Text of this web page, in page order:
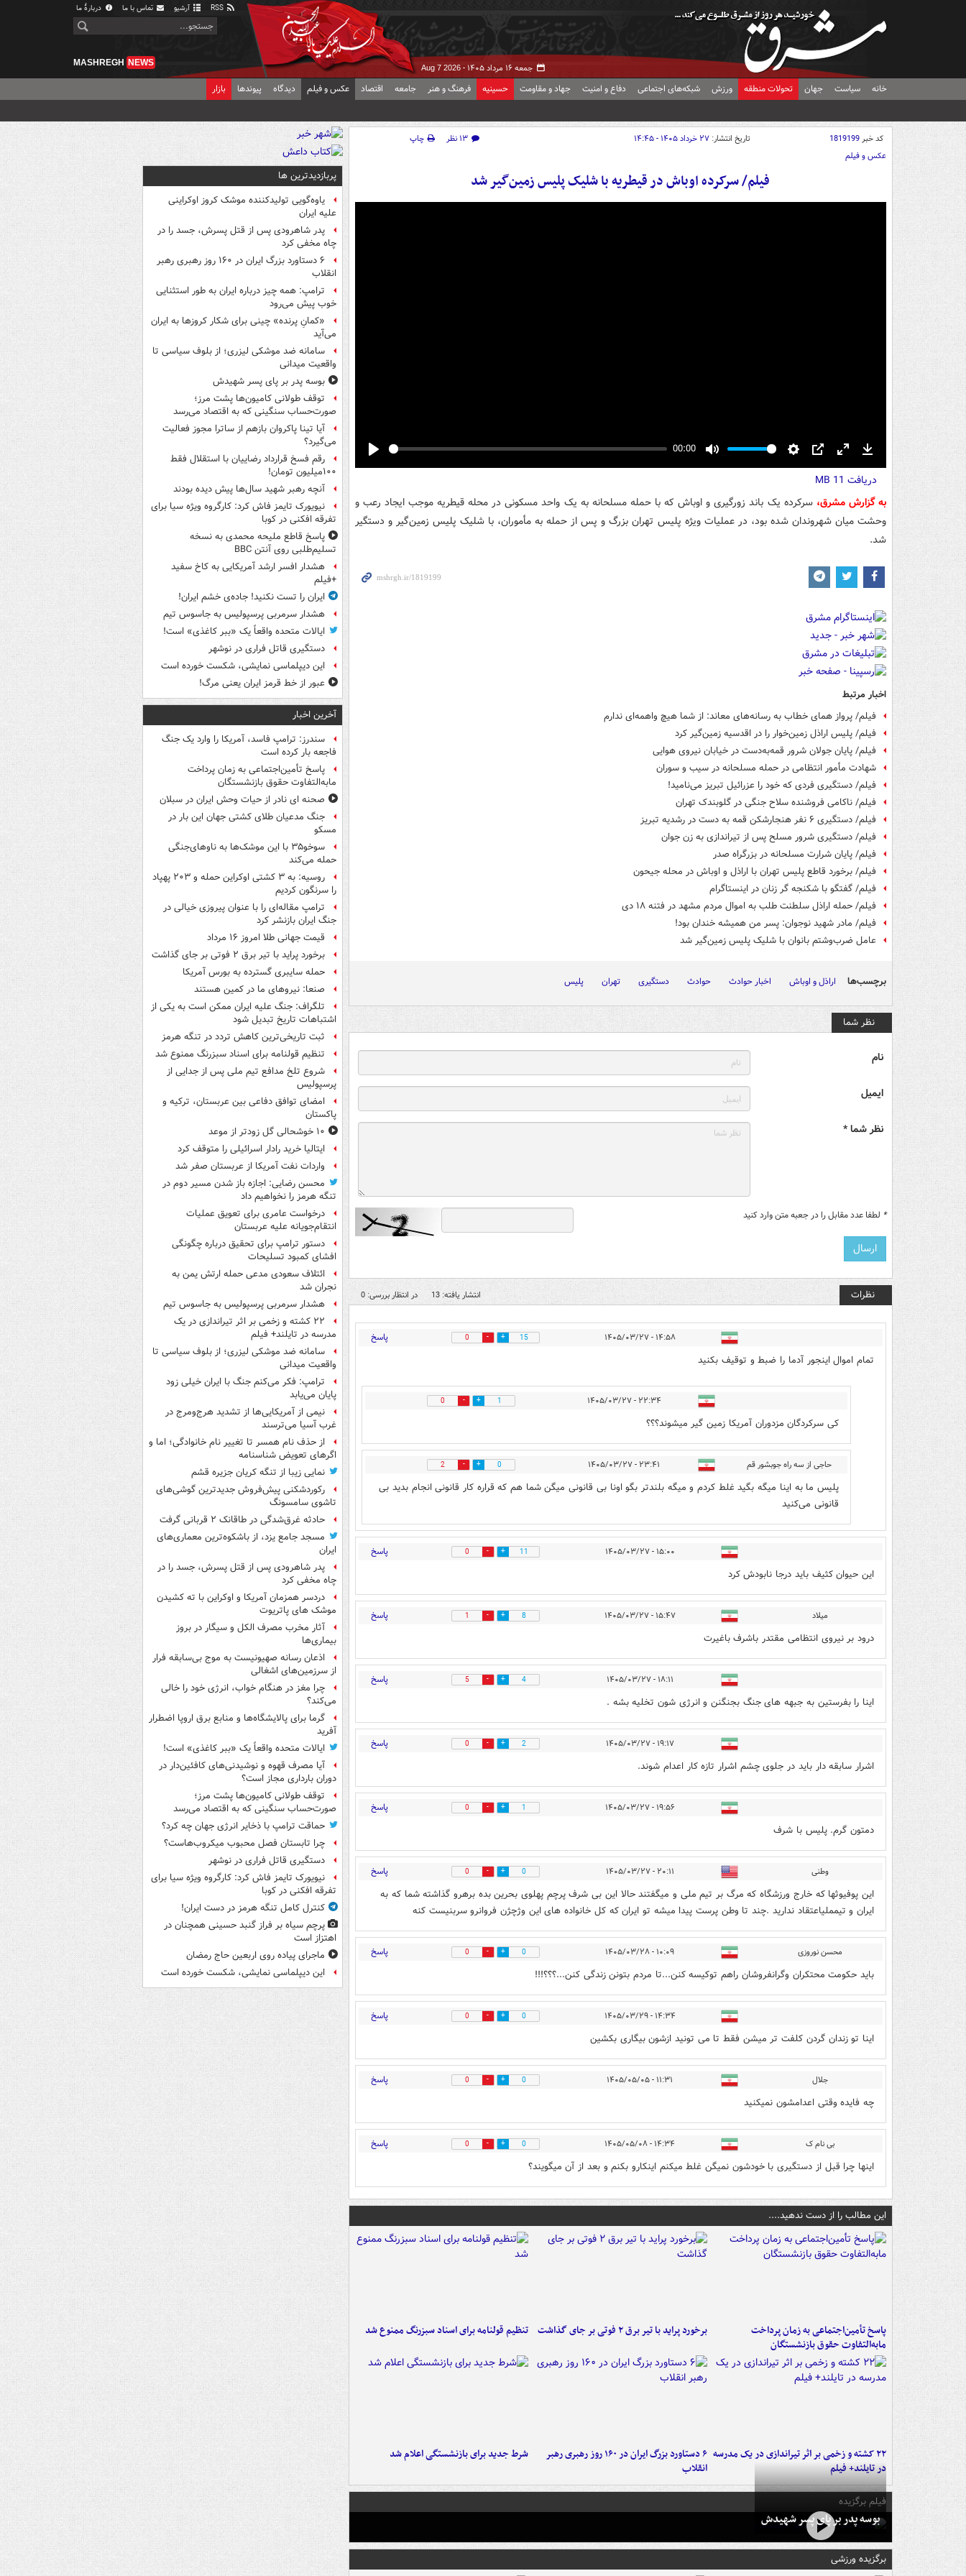
آرشیو تماس با ما دربارهٔ ما
جمعه ۱۶ مرداد ۱۴۰۵ - Aug 7 2026
MASHREGH NEWS
خانه سیاست جهان تحولات منطقه ورزش شبکه‌های اجتماعی دفاع و امنیت جهاد و مقاومت حسینیه فرهنگ و هنر جامعه اقتصاد عکس و فیلم دیدگاه پیوندها بازار
کد خبر1819199 تاریخ انتشار: ۲۷ خرداد ۱۴۰۵ - ۱۴:۴۵ ۱۳ نظر
چاپ
عکس و فیلم
فیلم/ سرکرده اوباش در قیطریه با شلیک پلیس زمین‌گیر شد
00:00
fullscreen
دریافت 11 MB
به گزارش مشرق، سرکرده یک باند زورگیری و اوباش که با حمله مسلحانه به یک واحد مسکونی در محله قیطریه موجب ایجاد رعب و
وحشت میان شهروندان شده بود، در عملیات ویژه پلیس تهران بزرگ و پس از حمله به مأموران، با شلیک پلیس زمین‌گیر و دستگیر
شد.
اخبار مرتبط
فیلم/ پرواز همای خطاب به رسانه‌های معاند: از شما هیچ واهمه‌ای ندارم
فیلم/ پلیس اراذل زمین‌خوار را در اقدسیه زمین‌گیر کرد
فیلم/ پایان جولان شرور قمه‌به‌دست در خیابان نیروی هوایی
شهادت مأمور انتظامی در حمله مسلحانه در سیب و سوران
فیلم/ دستگیری فردی که خود را عزرائیل تبریز می‌نامید!
فیلم/ ناکامی فروشنده سلاح جنگی در گلوبندک تهران
فیلم/ دستگیری ۶ نفر هنجارشکن قمه به دست در رشدیه تبریز
فیلم/ دستگیری شرور مسلح پس از تیراندازی به زن جوان
فیلم/ پایان شرارت مسلحانه در بزرگراه صدر
فیلم/ برخورد قاطع پلیس تهران با اراذل و اوباش در محله جیحون
فیلم/ گفتگو با شکنجه گر زنان در اینستاگرام
فیلم/ حمله اراذل سلطنت طلب به اموال مردم مشهد در فتنه ۱۸ دی
فیلم/ مادر شهید نوجوان: پسر من همیشه خندان بود!
عامل ضرب‌وشتم بانوان با شلیک پلیس زمین‌گیر شد
برچسب‌ها اراذل و اوباش اخبار حوادث حوادث دستگیری تهران پلیس
نظر شما
نام
ایمیل
نظر شما *
* لطفا عدد مقابل را در جعبه متن وارد کنید
نظرات انتشار یافته: 13 در انتظار بررسی: 0
۱۴:۵۸ - ۱۴۰۵/۰۳/۲۷ 15
0 پاسخ
تمام اموال اینجور آدما را ضبط و توقیف بکنید
۲۲:۳۴ - ۱۴۰۵/۰۳/۲۷ 1
0
کی سرکردگان مزدوران آمریکا زمین گیر میشوند؟؟؟
حاجی از سه راه جوبشور قم ۲۳:۴۱ - ۱۴۰۵/۰۳/۲۷ 0
2
پلیس ما به اینا میگه بگید غلط کردم و میگه بلندتر بگو اونا بی قانونی میگن شما هم که قراره کار قانونی انجام بدید بی
قانونی می‌کنید
۱۵:۰۰ - ۱۴۰۵/۰۳/۲۷ 11
0 پاسخ
این حیوان کثیف باید درجا نابودش کرد
میلاد ۱۵:۴۷ - ۱۴۰۵/۰۳/۲۷ 8
1 پاسخ
درود بر نیروی انتظامی مقتدر باشرف باغیرت
۱۸:۱۱ - ۱۴۰۵/۰۳/۲۷ 4
5 پاسخ
اینا را بفرستین به جبهه های جنگ بجنگنن و انرژی شون تخلیه بشه .
۱۹:۱۷ - ۱۴۰۵/۰۳/۲۷ 2
0 پاسخ
اشرار سابقه دار باید در جلوی چشم اشرار تازه کار اعدام شوند.
۱۹:۵۶ - ۱۴۰۵/۰۳/۲۷ 1
0 پاسخ
دمتون گرم. پلیس با شرف
وطنی ۲۰:۱۱ - ۱۴۰۵/۰۳/۲۷ 0
0 پاسخ
این پوفیوثها که خارج ورزشگاه که مرگ بر تیم ملی و میگفتند حالا این بی شرف پرچم پهلوی بحرین بده برهرو گذاشته شما که به
ایران و تیمملیاعتقاد ندارید .چند تا وطن پرست پیدا میشه تو ایران که کل خانواده های این وژچژن فروانرو سربنیست کنه ‌
محسن نوروزی ۱۰:۰۹ - ۱۴۰۵/۰۳/۲۸ 0
0 پاسخ
باید حکومت محتکران وگرانفروشان راهم توکیسه کنن...تا مردم بتونن زندگی کنن...؟؟؟!!!
۱۴:۳۴ - ۱۴۰۵/۰۳/۲۹ 0
0 پاسخ
اینا تو زندان گردن کلفت تر میشن فقط تا می تونید ازشون بیگاری بکشین
جلال ۱۱:۳۱ - ۱۴۰۵/۰۵/۰۵ 0
0 پاسخ
چه فایده وقتی اعدامشون نمیکنید
بی نام ک ۱۴:۳۴ - ۱۴۰۵/۰۵/۰۸ 0
0 پاسخ
اینها چرا قبل از دستگیری با خودشون نمیگن غلط میکنم اینکارو بکنم و بعد از آن میگویند؟
این مطالب را از دست ندهید....
پاسخ تأمین‌اجتماعی به زمان پرداخت
مابه‌التفاوت حقوق بازنشستگان
برخورد پراید با تیر برق ۲ فوتی بر جای گذاشت تنظیم قولنامه برای اسناد سبزرنگ ممنوع شد
۲۲ کشته و زخمی بر اثر تیراندازی در یک مدرسه
در تایلند+ فیلم
۶ دستاورد بزرگ ایران در ۱۶۰ روز رهبری رهبر
انقلاب
شرط جدید برای بازنشستگی اعلام شد
فیلم برگزیده
بوسه‌ پدر بر پای پسر شهیدش
برگزیده ورزشی
پربازدیدترین ها
یاوه‌گویی تولیدکننده موشک کروز اوکراینی
علیه ایران
پدر شاهرودی پس از قتل پسرش، جسد را در
چاه مخفی کرد
۶ دستاورد بزرگ ایران در ۱۶۰ روز رهبری رهبر
انقلاب
ترامپ: همه چیز درباره ایران به طور استثنایی
خوب پیش می‌رود
«کمانِ پرنده» چینی برای شکار کروزها به ایران
می‌آید
سامانه ضد موشکی لیزری؛ از بلوف سیاسی تا
واقعیت میدانی
بوسه‌ پدر بر پای پسر شهیدش
توقف طولانی کامیون‌ها پشت مرز؛
صورت‌حساب سنگینی که به اقتصاد می‌رسد
آیا تینا پاکروان بازهم از ساترا مجوز فعالیت
می‌گیرد؟
رقم فسخ قرارداد رضاییان با استقلال فقط
۱۰۰میلیون تومان!
آنچه رهبر شهید سال‌ها پیش دیده بودند
نیویورک تایمز فاش کرد: کارگروه ویژه سیا برای
تفرقه افکنی در کوبا
پاسخ قاطع ملیحه محمدی به نسخه
تسلیم‌طلبی روی آنتن BBC
هشدار افسر ارشد آمریکایی به کاخ سفید
+فیلم
ایران را تست نکنید! جاده‌ی خشم ایران!
هشدار سرمربی پرسپولیس به جاسوس تیم
ایالات متحده واقعاً یک «ببر کاغذی» است!
دستگیری قاتل فراری در نوشهر
این دیپلماسی نمایشی، شکست خورده است
عبور از خط قرمز ایران یعنی مرگ!
آخرین اخبار
سندرز: ترامپ فاسد، آمریکا را وارد یک جنگ
فاجعه بار کرده است
پاسخ تأمین‌اجتماعی به زمان پرداخت
مابه‌التفاوت حقوق بازنشستگان
صحنه ای نادر از حیات وحش ایران در سبلان
جنگ مدعیان طلای کشتی جهان این بار در
مسکو
سوخو۳۵ با این موشک‌ها به ناوهای‌جنگی
حمله می‌کند
روسیه: به ۳ کشتی اوکراین حمله و ۲۰۳ پهپاد
را سرنگون کردیم
ترامپ مقاله‌ای را با عنوان پیروزی خیالی در
جنگ ایران بازنشر کرد
قیمت جهانی طلا امروز ۱۶ مرداد
برخورد پراید با تیر برق ۲ فوتی بر جای گذاشت
حمله سایبری گسترده به بورس آمریکا
صنعا: نیروهای ما در کمین‌ هستند
تلگراف: جنگ علیه ایران ممکن است به یکی از
اشتباهات تاریخ تبدیل شود
ثبت تاریخی‌ترین کاهش تردد در تنگه هرمز
تنظیم قولنامه برای اسناد سبزرنگ ممنوع شد
شروع تلخ مدافع تیم ملی پس از جدایی از
پرسپولیس
امضای توافق دفاعی بین عربستان، ترکیه و
پاکستان
۱۰ خوشحالی گل زودتر از موعد
ایتالیا خرید رادار اسرائیلی را متوقف کرد
واردات نفت آمریکا از عربستان صفر شد
محسن رضایی: اجازه باز شدن مسیر دوم در
تنگه هرمز را نخواهیم داد
درخواست عامری برای تعویق عملیات
انتقام‌جویانه علیه عربستان
دستور ترامپ برای تحقیق درباره چگونگی
افشای کمبود تسلیحات
ائتلاف سعودی مدعی حمله ارتش یمن به
نجران شد
هشدار سرمربی پرسپولیس به جاسوس تیم
۲۲ کشته و زخمی بر اثر تیراندازی در یک
مدرسه در تایلند+ فیلم
سامانه ضد موشکی لیزری؛ از بلوف سیاسی تا
واقعیت میدانی
ترامپ: فکر می‌کنم جنگ با ایران خیلی زود
پایان می‌یابد
نیمی از آمریکایی‌ها از تشدید هرج‌ومرج در
غرب آسیا می‌ترسند
از حذف نام همسر تا تغییر نام خانوادگی؛ اما و
اگرهای تعویض شناسنامه
نمایی زیبا از تنگه کریان جزیره قشم
رکوردشکنی پیش‌فروش جدیدترین گوشی‌های
تاشوی سامسونگ
حادثه غرق‌شدگی در طاقانک ۲ قربانی گرفت
مسجد جامع یزد، از باشکوه‌ترین معماری‌های
ایران
پدر شاهرودی پس از قتل پسرش، جسد را در
چاه مخفی کرد
دردسر همزمان آمریکا و اوکراین با ته کشیدن
موشک های پاتریوت
آثار مخرب مصرف الکل و سیگار در بروز
بیماری‌ها
اذعان رسانه صهیونیست به موج بی‌سابقه فرار
از سرزمین‌های اشغالی
چرا مغز در هنگام خواب، انرژی خود را خالی
می‌کند؟
گرما برای پالایشگاه‌ها و منابع برق اروپا اضطرار
آفرید
ایالات متحده واقعاً یک «ببر کاغذی» است!
آیا مصرف قهوه و نوشیدنی‌های کافئین‌دار در
دوران بارداری مجاز است؟
توقف طولانی کامیون‌ها پشت مرز؛
صورت‌حساب سنگینی که به اقتصاد می‌رسد
حماقت ترامپ با ذخایر انرژی جهان چه کرد؟
چرا تابستان فصل محبوب میکروب‌هاست؟
دستگیری قاتل فراری در نوشهر
نیویورک تایمز فاش کرد: کارگروه ویژه سیا برای
تفرقه افکنی در کوبا
کنترل کامل تنگه هرمز در دست ایران!
پرچم سیاه بر فراز گنبد حسینی همچنان در
اهتزاز است
ماجرای پیاده روی اربعین حاج رمضان
این دیپلماسی نمایشی، شکست خورده است